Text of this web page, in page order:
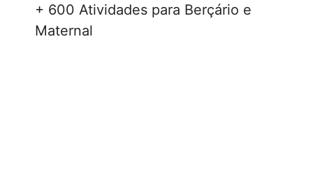
+ 600 Atividades para Berçário e
Maternal